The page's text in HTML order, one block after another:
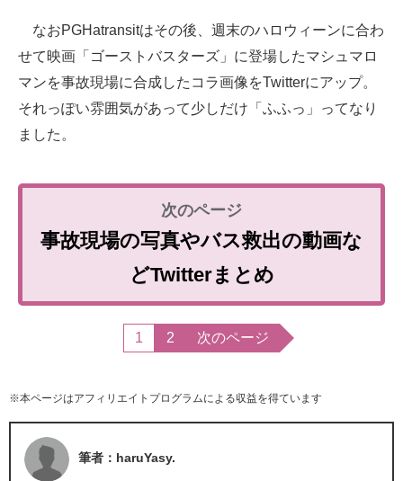
なおPGHatransitはその後、週末のハロウィーンに合わ
せて映画「ゴーストバスターズ」に登場したマシュマロ
マンを事故現場に合成したコラ画像をTwitterにアップ。
それっぽい雰囲気があって少しだけ「ふふっ」ってなり
ました。
事故現場の写真やバス救出の動画な
どTwitterまとめ
1 2 次のページ
※本ページはアフィリエイトプログラムによる収益を得ています
筆者：haruYasy.